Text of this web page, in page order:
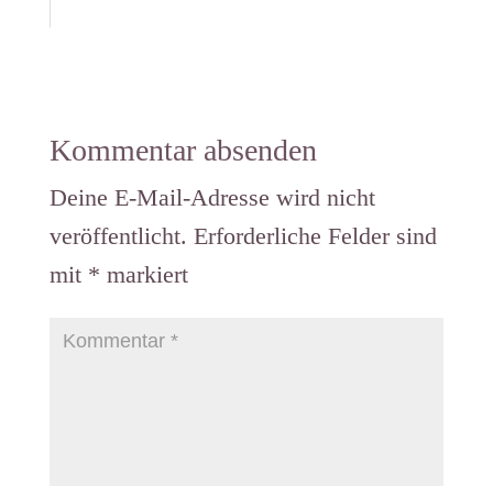
Kommentar absenden
Deine E-Mail-Adresse wird nicht
veröffentlicht. Erforderliche Felder sind
mit * markiert